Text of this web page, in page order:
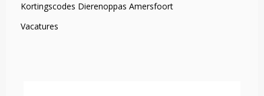
Kortingscodes Dierenoppas Amersfoort
Vacatures